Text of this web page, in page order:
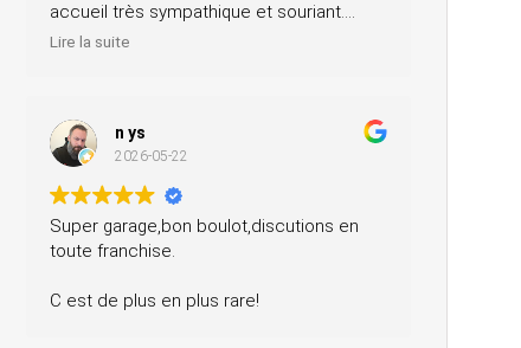
accueil très sympathique et souriant.
Ensuite, ils m’ont prêté une moto pendant
%.
Lire la suite
n ys
2026-05-22
Super garage,bon boulot,discutions en
toute franchise.
C est de plus en plus rare!